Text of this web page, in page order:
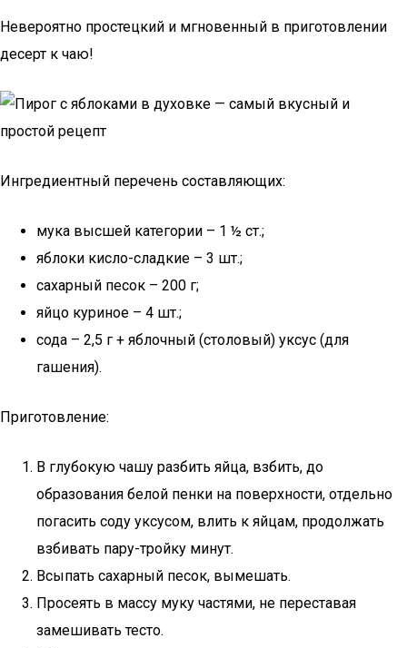
Невероятно простецкий и мгновенный в приготовлении
десерт к чаю!
Ингредиентный перечень составляющих:
мука высшей категории – 1 ½ ст.;
яблоки кисло-сладкие – 3 шт.;
сахарный песок – 200 г;
яйцо куриное – 4 шт.;
сода – 2,5 г + яблочный (столовый) уксус (для
гашения).
Приготовление:
В глубокую чашу разбить яйца, взбить, до
образования белой пенки на поверхности, отдельно
погасить соду уксусом, влить к яйцам, продолжать
взбивать пару-тройку минут.
Всыпать сахарный песок, вымешать.
Просеять в массу муку частями, не переставая
замешивать тесто.